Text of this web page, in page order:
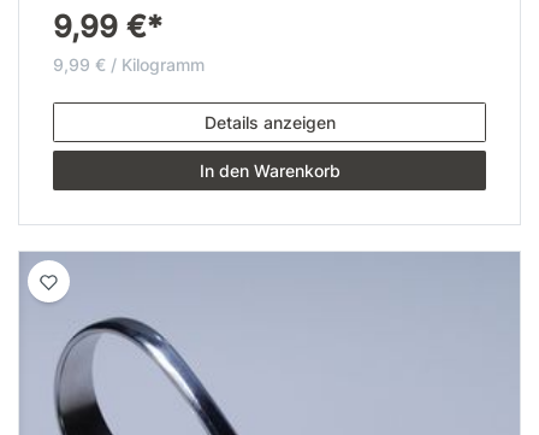
9,99 €*
9,99 € / Kilogramm
Details anzeigen
In den Warenkorb